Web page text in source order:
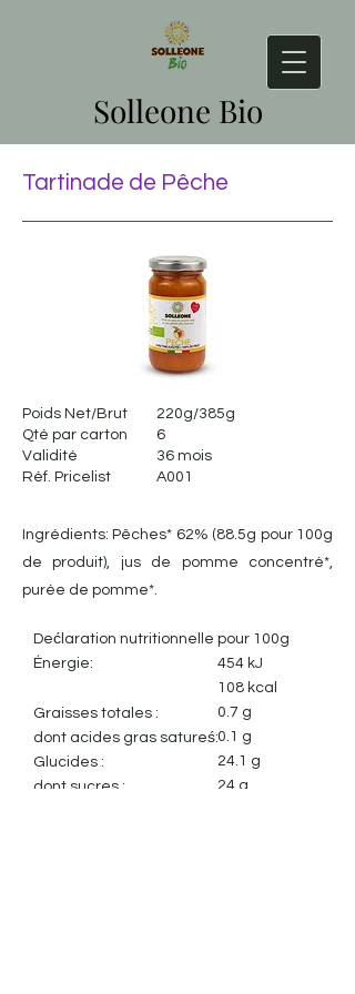
Solleone Bio
Tartinade de Pêche
Poids Net/Brut
Qté par carton
Validité
Réf. Pricelist
220g/385g
6
36 mois
A001
Ingrédients: Pêches* 62% (88.5g pour 100g
de produit), jus de pomme concentré*,
purée de pomme*.
Dećlaration nutritionnelle :
Énergie:
Graisses totales :
dont acides gras satureś:
Glucides :
dont sucres :
pour 100g
454 kJ
108 kcal
0.7 g
0.1 g
24.1 g
24 g